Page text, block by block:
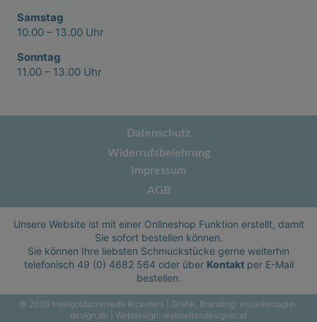
Samstag
10.00 – 13.00 Uhr
Sonntag
11.00 – 13.00 Uhr
Datenschutz
Widerrufsbelehrung
Impressum
AGB
Unsere Website ist mit einer Onlineshop Funktion erstellt, damit
Sie sofort bestellen können.
Sie können Ihre liebsten Schmuckstücke gerne weiterhin
telefonisch 49 (0) 4682 564 oder über Kontaktper E-Mail
bestellen.
© 2026 Inselgoldschmiede Rickmers | Grafik, Branding: visuellemagie-
design.de | Webdesign: webseitendesigner.at